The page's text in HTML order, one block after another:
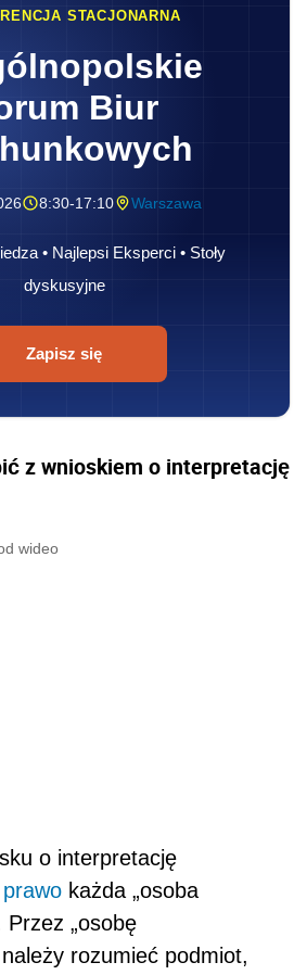
STACJONARNA
Biur
8:30-17:10 Warszawa
• Najlepsi Eksperci • Stoły
dyskusyjne
Zapisz się
z wnioskiem o interpretację
wideo
o interpretację
prawo każda „osoba
Przez „osobę
rozumieć podmiot,